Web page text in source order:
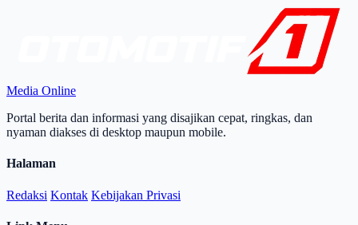
Media Online
Portal berita dan informasi yang disajikan cepat, ringkas, dan
nyaman diakses di desktop maupun mobile.
Halaman
Redaksi Kontak Kebijakan Privasi